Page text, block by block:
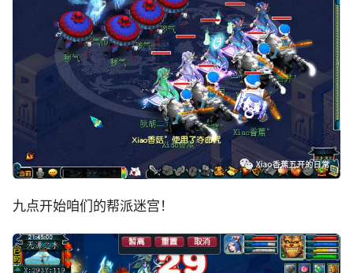
九点开始咱们的帮派迷宫！